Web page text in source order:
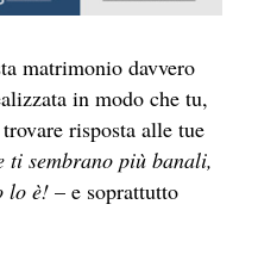
matrimonio davvero
in modo che tu,
risposta alle tue
ti sembrano più banali,
lo è! – e soprattutto